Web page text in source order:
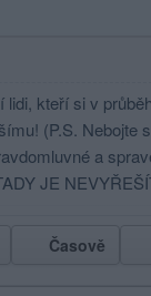
kteří si v
(P.S. Nebojte
a
JE
Časově